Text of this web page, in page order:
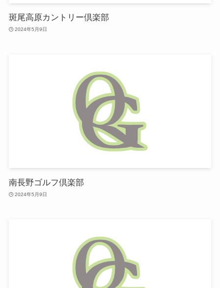
斑尾高原カントリー倶楽部
2024年5月9日
南長野ゴルフ倶楽部
2024年5月9日